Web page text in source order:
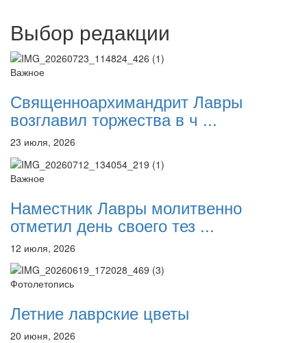
Выбор редакции
Важное
Священноархимандрит Лавры
возглавил торжества в ч ...
23 июля, 2026
Важное
Наместник Лавры молитвенно
отметил день своего тез ...
12 июля, 2026
Фотолетопись
Летние лаврские цветы
20 июня, 2026